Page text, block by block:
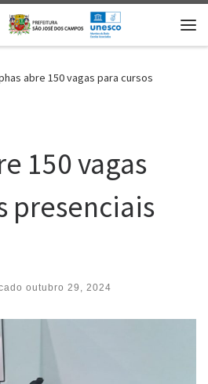
abre 150 vagas para cursos
150 vagas
presenciais
outubro 29, 2024